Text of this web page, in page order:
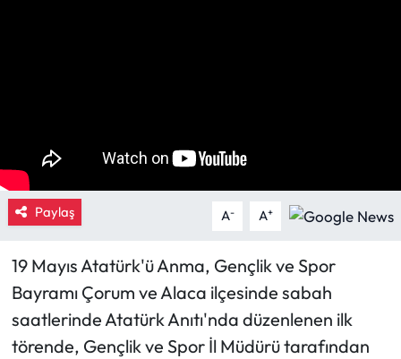
Paylaş A- A+
19 Mayıs Atatürk'ü Anma, Gençlik ve Spor
Bayramı Çorum ve Alaca ilçesinde sabah
saatlerinde Atatürk Anıtı'nda düzenlenen ilk
törende, Gençlik ve Spor İl Müdürü tarafından
Güncel
İskilip Haberleri
Kimdir?
Kültür Sanat